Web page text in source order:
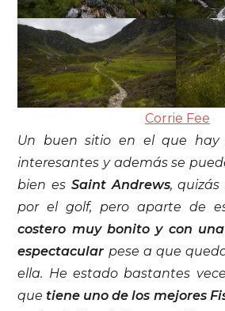
Corrie Fee
Un buen sitio en el que hay
interesantes y además se
bien es Saint Andrews, quizás
por el golf, pero aparte de
costero muy bonito y con
espectacular pese a que
ella. He estado bastantes
quetiene uno de los mejores